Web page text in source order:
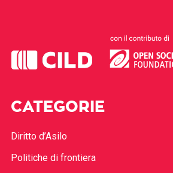
CATEGORIE
Diritto d’Asilo
Politiche di frontiera